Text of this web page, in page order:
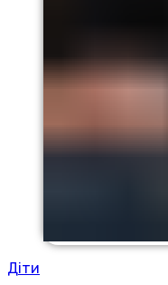
Діти